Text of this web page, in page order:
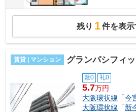
残り 1件を表示
賃貸 | マンション グランパシフィ
敷0 礼0
5.7万円
大阪環状線 「今
大阪環状線 「新